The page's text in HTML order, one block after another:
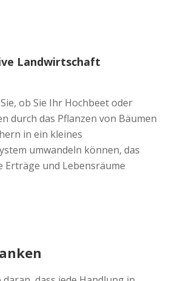
Landwirtschaft
ob Sie Ihr Hochbeet oder
durch das Pflanzen von Bäumen
in ein kleines
umwandeln können, das
Erträge und Lebensräume